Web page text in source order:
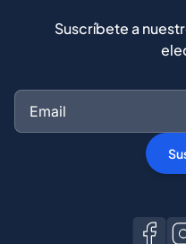
Suscríbete a